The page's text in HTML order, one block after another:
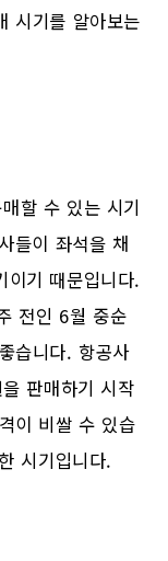
시기를 알아보는
할 수 있는 시기
들이 좌석을 채
이기 때문입니다.
전인 6월 중순
습니다. 항공사
판매하기 시작
이 비쌀 수 있습
시기입니다.